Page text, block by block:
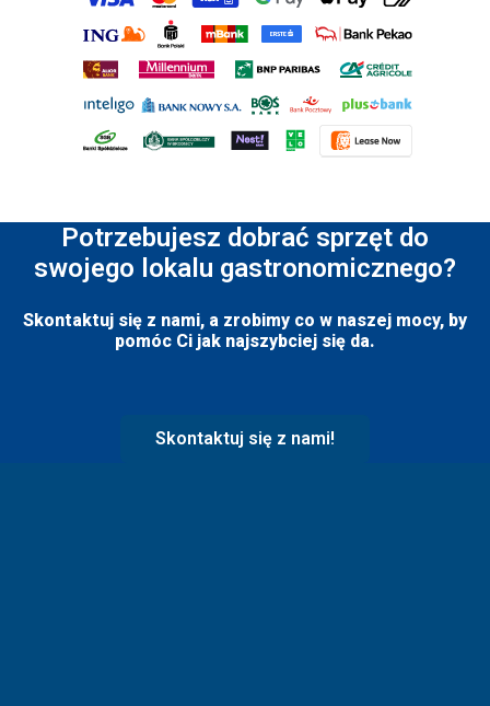
Potrzebujesz dobrać sprzęt do
swojego lokalu gastronomicznego?
Skontaktuj się z nami, a zrobimy co w naszej mocy, by
pomóc Ci jak najszybciej się da.
Skontaktuj się z nami!